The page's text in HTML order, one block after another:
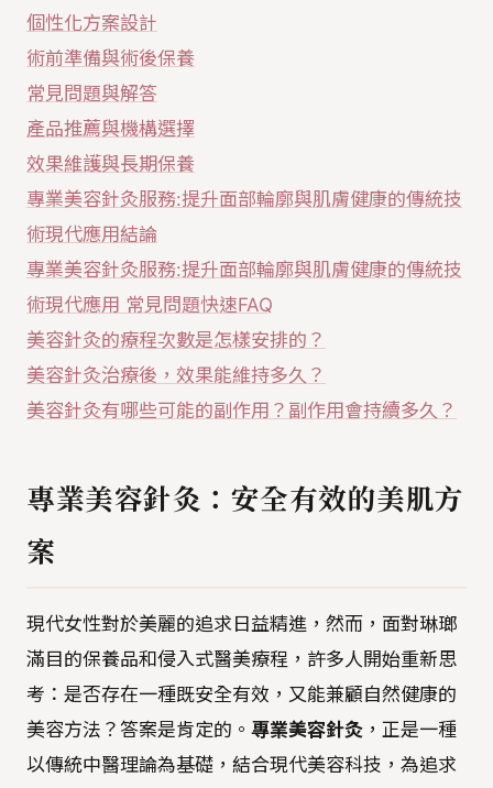
個性化方案設計
術前準備與術後保養
常見問題與解答
產品推薦與機構選擇
效果維護與長期保養
專業美容針灸服務:提升面部輪廓與肌膚健康的傳統技
術現代應用結論
專業美容針灸服務:提升面部輪廓與肌膚健康的傳統技
術現代應用 常見問題快速FAQ
美容針灸的療程次數是怎樣安排的？
美容針灸治療後，效果能維持多久？
美容針灸有哪些可能的副作用？副作用會持續多久？
專業美容針灸：安全有效的美肌方
案
現代女性對於美麗的追求日益精進，然而，面對琳瑯
滿目的保養品和侵入式醫美療程，許多人開始重新思
考：是否存在一種既安全有效，又能兼顧自然健康的
美容方法？答案是肯定的。 專業美容針灸 ，正是一種
以傳統中醫理論為基礎，結合現代美容科技，為追求